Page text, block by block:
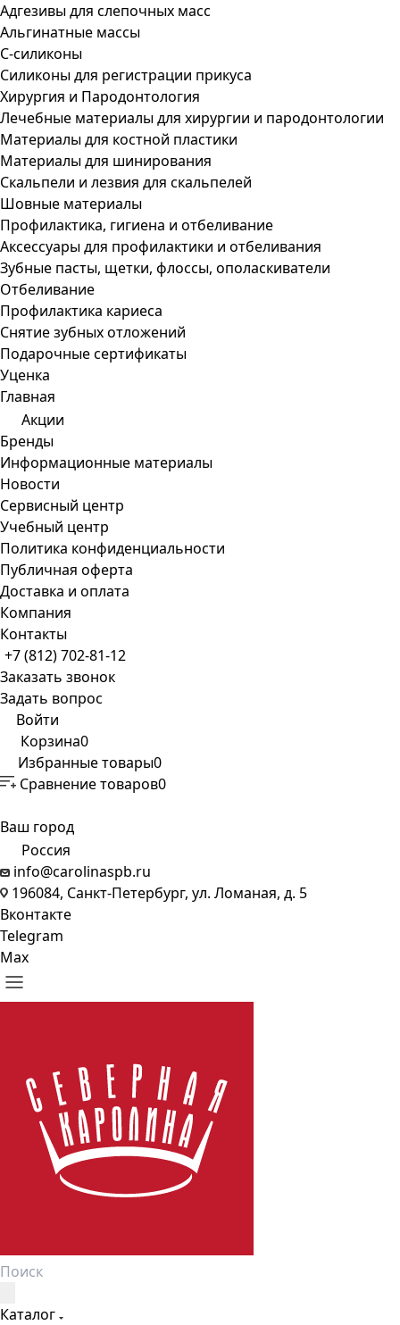
Адгезивы для слепочных масс
Альгинатные массы
С-силиконы
Силиконы для регистрации прикуса
Хирургия и Пародонтология
Лечебные материалы для хирургии и пародонтологии
Материалы для костной пластики
Материалы для шинирования
Скальпели и лезвия для скальпелей
Шовные материалы
Профилактика, гигиена и отбеливание
Аксессуары для профилактики и отбеливания
Зубные пасты, щетки, флоссы, ополаскиватели
Отбеливание
Профилактика кариеса
Снятие зубных отложений
Подарочные сертификаты
Уценка
Главная
Акции
Бренды
Информационные материалы
Новости
Сервисный центр
Учебный центр
Политика конфиденциальности
Публичная оферта
Доставка и оплата
Компания
Контакты
+7 (812) 702-81-12
Заказать звонок
Задать вопрос
Войти
Корзина0
Избранные товары0
Сравнение товаров0
Ваш город
Россия
info@carolinaspb.ru
196084, Санкт-Петербург, ул. Ломаная, д. 5
Вконтакте
Telegram
Max
Каталог